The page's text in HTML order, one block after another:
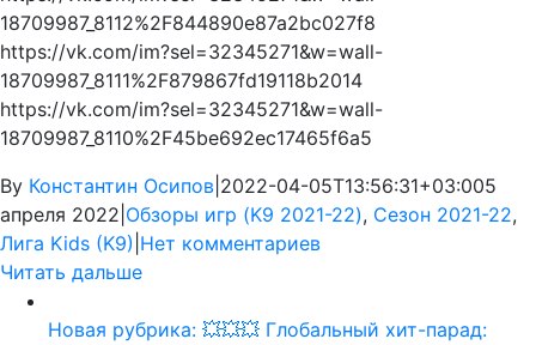
18709987_8112%2F844890e87a2bc027f8
https://vk.com/im?sel=32345271&w=wall-
18709987_8111%2F879867fd19118b2014
https://vk.com/im?sel=32345271&w=wall-
18709987_8110%2F45be692ec17465f6a5
By Константин Осипов 2022-04-05T13:56:31+03:005
апреля 2022 Обзоры игр (K9 2021-22), Сезон 2021-22,
Лига Kids (K9) Нет комментариев
Читать дальше
Новая рубрика: 💥💥💥 Глобальный хит-парад: